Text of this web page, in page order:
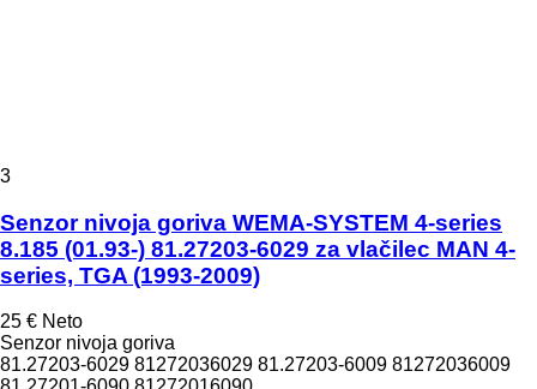
3
Senzor nivoja goriva WEMA-SYSTEM 4-series
8.185 (01.93-) 81.27203-6029 za vlačilec MAN 4-
series, TGA (1993-2009)
25 € Neto
Senzor nivoja goriva
81.27203-6029 81272036029 81.27203-6009 81272036009